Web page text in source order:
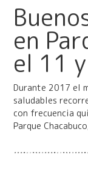
en
el 11
Durante 2017 el
saludables
con frecuencia
Parque